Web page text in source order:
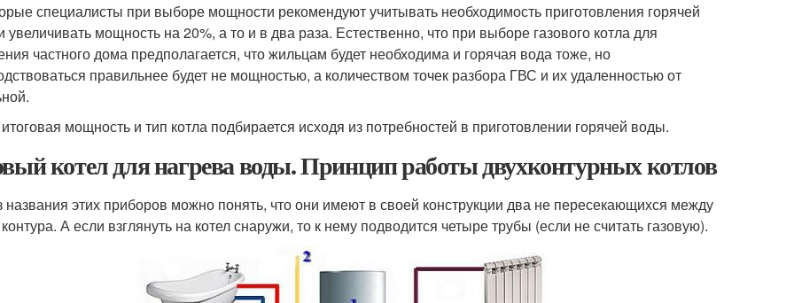
специалисты при выборе мощности рекомендуют учитывать необходимость приготовления горячей
увеличивать мощность на 20%, а то и в два раза. Естественно, что при выборе газового котла для
частного дома предполагается, что жильцам будет необходима и горячая вода тоже, но
правильнее будет не мощностью, а количеством точек разбора ГВС и их удаленностью от
мощность и тип котла подбирается исходя из потребностей в приготовлении горячей воды.
котел для нагрева воды. Принцип работы двухконтурных котлов
названия этих приборов можно понять, что они имеют в своей конструкции два не пересекающихся между
А если взглянуть на котел снаружи, то к нему подводится четыре трубы (если не считать газовую).